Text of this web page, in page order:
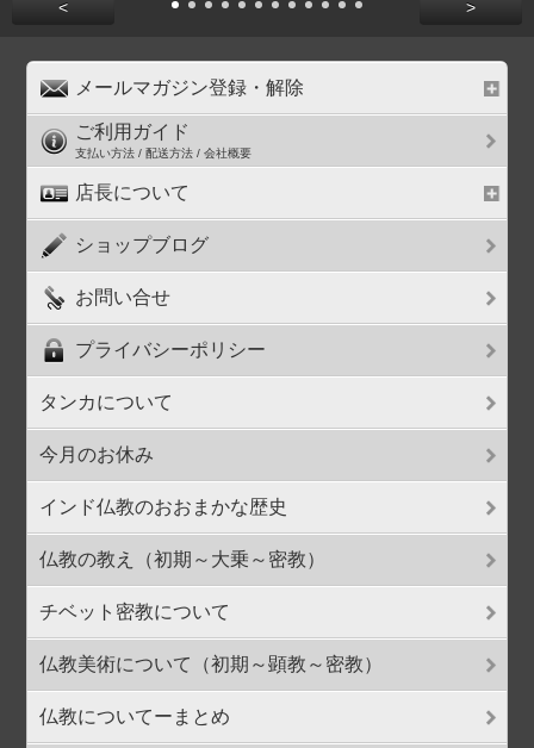
< >
メールマガジン登録・解除
ご利用ガイド
支払い方法 / 配送方法 / 会社概要
店長について
ショップブログ
お問い合せ
プライバシーポリシー
タンカについて
今月のお休み
インド仏教のおおまかな歴史
仏教の教え（初期～大乗～密教）
チベット密教について
仏教美術について（初期～顕教～密教）
仏教についてーまとめ